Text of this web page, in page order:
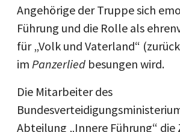
Angehörige der Truppe sich
Führung und die Rolle als
für „Volk und Vaterland“
im Panzerlied besungen wird.
Die Mitarbeiter des
Abteilung „Innere Führung“ die